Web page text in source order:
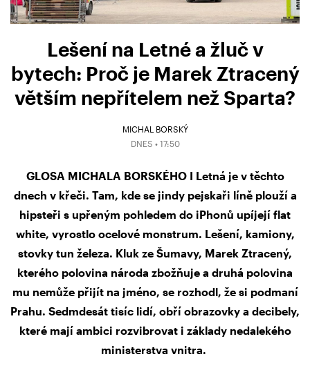
Lešení na Letné a žluč v
bytech: Proč je Marek Ztracený
větším nepřítelem než Sparta?
MICHAL BORSKÝ
DNES • 17:50
GLOSA MICHALA BORSKÉHO I Letná je v těchto
dnech v křeči. Tam, kde se jindy pejskaři líně plouží a
hipsteři s upřeným pohledem do iPhonů upíjejí flat
white, vyrostlo ocelové monstrum. Lešení, kamiony,
stovky tun železa. Kluk ze Šumavy, Marek Ztracený,
kterého polovina národa zbožňuje a druhá polovina
mu nemůže přijít na jméno, se rozhodl, že si podmaní
Prahu. Sedmdesát tisíc lidí, obří obrazovky a decibely,
které mají ambici rozvibrovat i základy nedalekého
ministerstva vnitra.